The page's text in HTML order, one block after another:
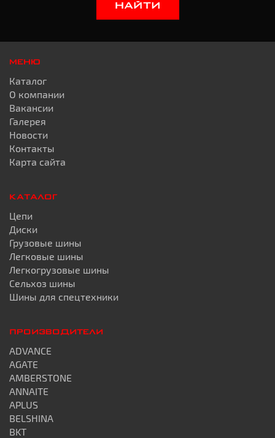
НАЙТИ
МЕНЮ
Каталог
О компании
Вакансии
Галерея
Новости
Контакты
Карта сайта
КАТАЛОГ
Цепи
Диски
Грузовые шины
Легковые шины
Легкогрузовые шины
Сельхоз шины
Шины для спецтехники
ПРОИЗВОДИТЕЛИ
ADVANCE
AGATE
AMBERSTONE
ANNAITE
APLUS
BELSHINA
BKT